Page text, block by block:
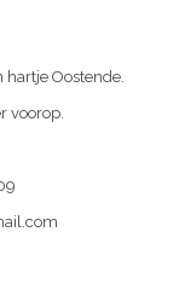
hartje Oostende.
voorop.